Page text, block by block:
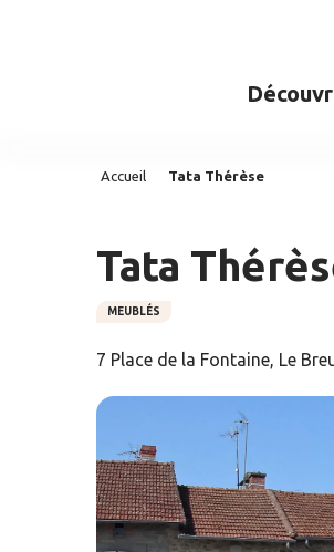
Accueil Tata Thérèse
Tata
MEUBLÉS
7 Place de la Fontaine, Le